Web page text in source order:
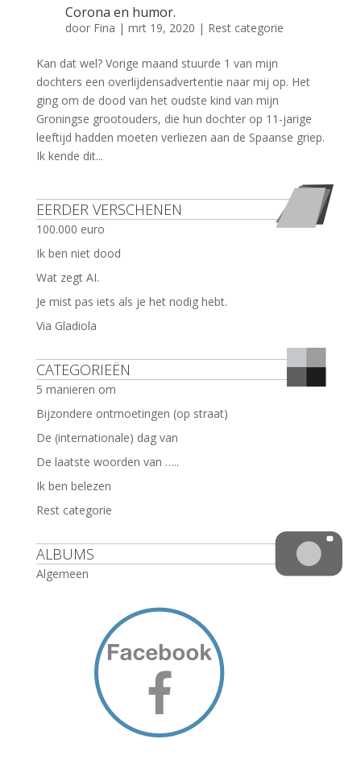
Corona en humor.
door Fina | mrt 19, 2020 | Rest categorie
Kan dat wel? Vorige maand stuurde 1 van mijn
dochters een overlijdensadvertentie naar mij op. Het
ging om de dood van het oudste kind van mijn
Groningse grootouders, die hun dochter op 11-jarige
leeftijd hadden moeten verliezen aan de Spaanse griep.
Ik kende dit...
EERDER VERSCHENEN
100.000 euro
Ik ben niet dood
Wat zegt AI.
Je mist pas iets als je het nodig hebt.
Via Gladiola
CATEGORIEËN
5 manieren om
Bijzondere ontmoetingen (op straat)
De (internationale) dag van
De laatste woorden van …..
Ik ben belezen
Rest categorie
ALBUMS
Algemeen